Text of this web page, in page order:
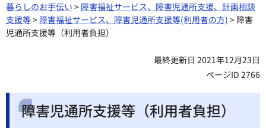
暮らしのお手伝い > 障害福祉サービス、障害児通所支援、計画相談
支援等> 障害福祉サービス、障害児通所支援等(利用者の方) > 障害
児通所支援等（利用者負担）
最終更新日 2021年12月23日
ページID 2766
障害児通所支援等（利用者負担）